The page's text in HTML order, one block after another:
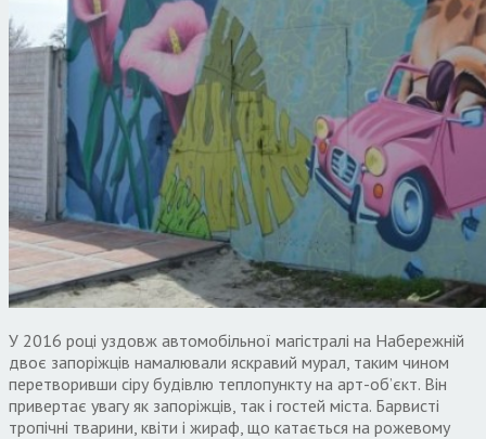
У 2016 році уздовж автомобільної магістралі на Набережній
двоє запоріжців намалювали яскравий мурал, таким чином
перетворивши сіру будівлю теплопункту на арт-об’єкт. Він
привертає увагу як запоріжців, так і гостей міста. Барвисті
тропічні тварини, квіти і жираф, що катається на рожевому